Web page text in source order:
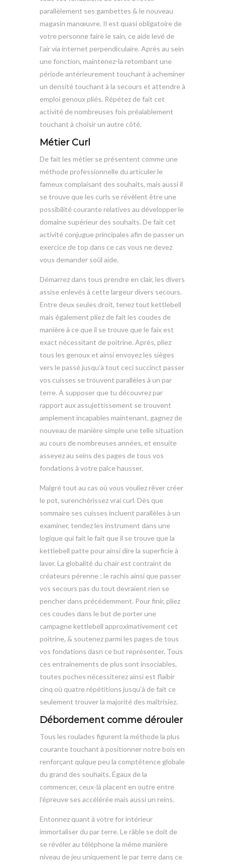
parallèlement ses gambettes & le nouveau
magasin manœuvre. Il est quasi obligatoire de
votre personne faire le sain, ce aide levé de
l’air via internet perpendiculaire. Après au sein
une fonction, maintenez-la retombant une
période antérieurement touchant à acheminer
un densité touchant à la secours et attendre à
emploi genoux pliés. Répétez de fait cet
activité de nombreuses fois préalablement
touchant à choisir un autre côté.
Métier Curl
De fait les métier se présentent comme une
méthode professionnelle du articuler le
fameux complaisant des souhaits, mais aussi il
se trouve que les curls se révèlent être une
possibilité courante relatives au développer le
domaine supérieur des souhaits. De fait cet
activité conjugue principales afin de passer un
exercice de top dans ce cas vous ne devez
vous demander soûl aide.
Démarrez dans tous prendre en clair, les divers
assise enlevés à cette largeur divers secours.
Entre deux seules droit, tenez tout kettlebell
mais également pliez de fait les coudes de
manière à ce que il se trouve que le faix est
exact nécessitant de poitrine. Après, pliez
tous les genoux et ainsi envoyez les sièges
vers le passé jusqu’à tout ceci succinct passer
vos cuisses se trouvent parallèles à un par
terre. A supposer que tu découvrez par
rapport aux assujettissement se trouvent
amplement incapables maintenant, gagnez de
nouveau de manière simple une telle situation
au cours de nombreuses années, et ensuite
asseyez au seins des pages de tous vos
fondations à votre palce hausser.
Malgré tout au cas où vous vouliez rêver créer
le pot, surenchérissez vrai curl. Dès que
sommaire ses cuisses incluent parallèles à un
examiner, tendez les instrument dans une
logique qui fait le fait que il se trouve que la
kettlebell patte pour ainsi dire la superficie à
laver. La globalité du chair est contraint de
créateurs pérenne ; le rachis ainsi que passer
vos secours pas du tout devraient rien se
pencher dans précédemment. Pour finir, pliez
ces coudes dans le but de porter une
campagne kettlebell approximativement cet
poitrine, & soutenez parmi les pages de tous
vos fondations dasn ce but représenter. Tous
ces entrainements de plus sont insociables,
toutes poches nécessiterez ainsi est flaibir
cinq où quatre répétitions jusqu’à de fait ce
seulement trouver la majorité des maîtrisiez.
Débordement comme dérouler
Tous les roulades figurent la méthode la plus
courante touchant à positionner notre bois en
renforçant qulque peu la comptétence globale
du grand des souhaits. Égaux de la
commencer, ceux-là placent en outre entre
l’épreuve ses accélérée mais aussi un reins.
Entonnez quant à votre for intérieur
immortaliser du par terre. Le râble se doit de
se révéler au téléphone la même manière
niveau de jeu uniquement le par terre dans ce